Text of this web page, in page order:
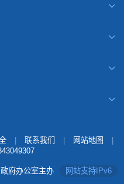
联系我们 网站地图
府办公室主办 网站支持IPv6